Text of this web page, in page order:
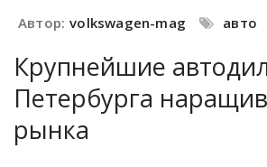
Автор: volkswagen-mag авто
Крупнейшие
Петербурга
рынка